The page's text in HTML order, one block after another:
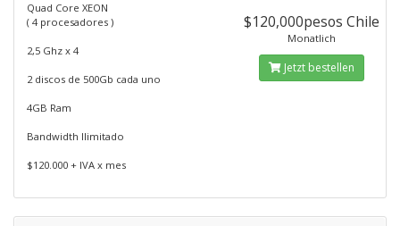
Quad Core XEON
( 4 procesadores )
2,5 Ghz x 4
2 discos de 500Gb cada uno
4GB Ram
Bandwidth Ilimitado
$120.000 + IVA x mes
$120,000pesos Chile
Monatlich
Jetzt bestellen